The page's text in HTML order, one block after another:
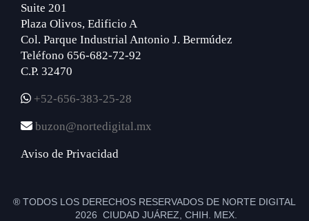
Suite 201
Plaza Olivos, Edificio A
Col. Parque Industrial Antonio J. Bermúdez
Teléfono 656-682-72-92
C.P. 32470
+52-656-383-25-28
buzon@nortedigital.mx
Aviso de Privacidad
® TODOS LOS DERECHOS RESERVADOS DE NORTE DIGITAL
2026 CIUDAD JUÁREZ, CHIH. MEX.